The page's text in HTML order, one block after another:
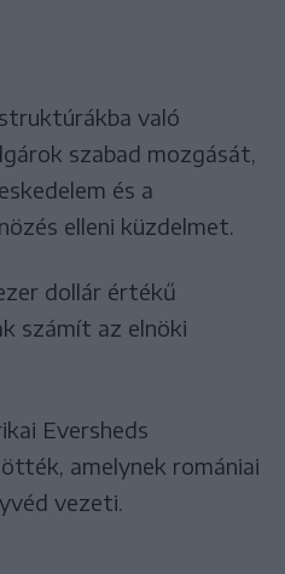
való
szabad mozgását,
és a
elleni küzdelmet.
dollár értékű
számít az elnöki
Eversheds
amelynek romániai
vezeti.